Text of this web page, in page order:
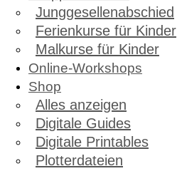
Junggesellenabschied
Ferienkurse für Kinder
Malkurse für Kinder
Online-Workshops
Shop
Alles anzeigen
Digitale Guides
Digitale Printables
Plotterdateien